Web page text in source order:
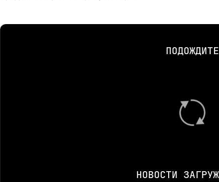
ПОДОЖДИТЕ
НОВОСТИ